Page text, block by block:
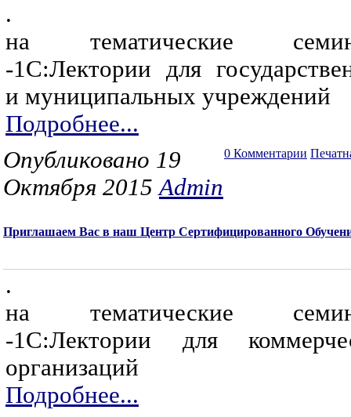
.
на тематические
-1С:Лектории для
и муниципальных учреждений
Подробнее...
0 Комментарии
Опубликовано 19
Октября 2015Admin
Приглашаем Вас в наш Центр Сертифицированного
.
на тематические
-1С:Лектории для
организаций
Подробнее...